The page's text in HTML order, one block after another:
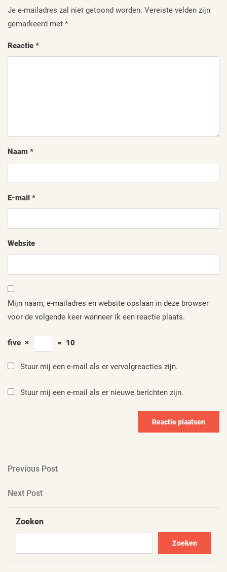
Je e-mailadres zal niet getoond worden. Vereiste velden zijn
gemarkeerd met *
Reactie *
Naam *
E-mail *
Website
Mijn naam, e-mailadres en website opslaan in deze browser
voor de volgende keer wanneer ik een reactie plaats.
five × = 10
Stuur mij een e-mail als er vervolgreacties zijn.
Stuur mij een e-mail als er nieuwe berichten zijn.
Berichtnavigatie
Previous
Previous Post
Next
Next Post
Zoeken
Zoeken